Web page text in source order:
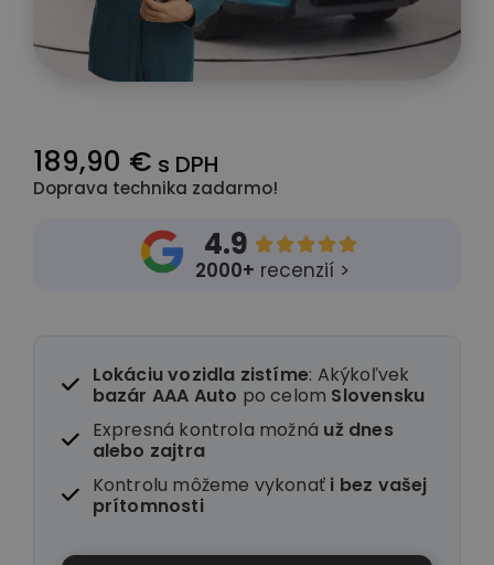
189,90 € s DPH
Doprava technika zadarmo!
4.9 
2000+ recenzií >
Lokáciu vozidla zistíme: Akýkoľvek
bazár AAA Auto po celom Slovensku
Expresná kontrola možná už dnes
alebo zajtra
Kontrolu môžeme vykonať i bez vašej
prítomnosti